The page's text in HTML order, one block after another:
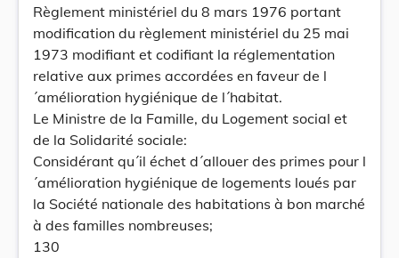
Règlement ministériel du 8 mars 1976 portant
modification du règlement ministériel du 25 mai
1973 modifiant et codifiant la réglementation
relative aux primes accordées en faveur de l
´amélioration hygiénique de l´habitat.
Le Ministre de la Famille, du Logement social et
de la Solidarité sociale:
Considérant qu´il échet d´allouer des primes pour l
´amélioration hygiénique de logements loués par
la Société nationale des habitations à bon marché
à des familles nombreuses;
130